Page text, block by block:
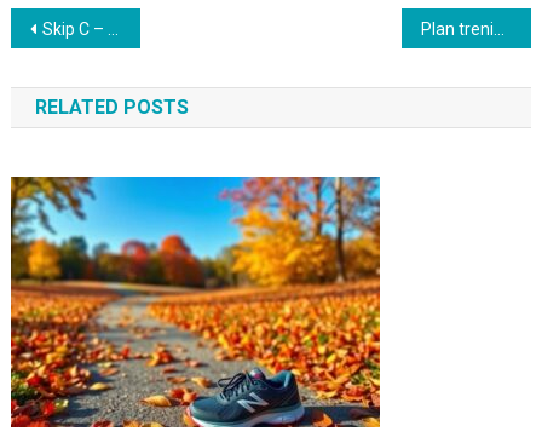
Nawigacja
wpisu
Skip C – idealne ćwiczenie biegowe poprawiające siłę i technikę
RELATED POSTS